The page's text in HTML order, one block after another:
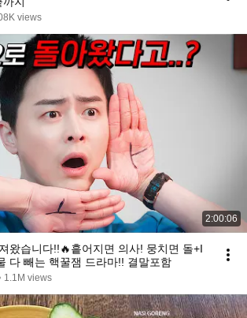
views
2:00:06
왔습니다!!🔥흩어지면 의사! 뭉치면 돌+I
다 빼는 핵꿀잼 드라마!! 결말포함
1.1M views